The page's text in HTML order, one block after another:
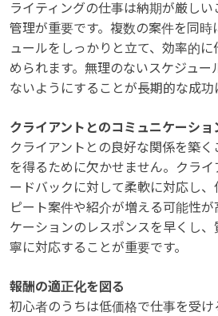
ライティングの仕事は納期が厳し
管理が重要です。複数の案件を同時
ュールをしっかりと立て、効率的
められます。無理のないスケジュー
ないようにすることが長期的な成功
クライアントとのコミュニケーショ
クライアントとの良好な関係を築
を得るために欠かせません。クライ
ードバックに対して柔軟に対応し、
ピート案件や紹介が増える可能性
ケーションのレスポンスを早くし
寧に対応することが重要です。
報酬の適正化を図る
初心者のうちは低価格で仕事を受け